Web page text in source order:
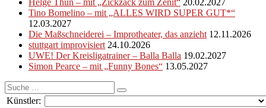
Tino Bomelino – mit „ALLES WIRD SUPER GUT*“
12.03.2027
Die Maßschneiderei – Improtheater, das anzieht 12.11.2026
stuttgart improvisiert 24.10.2026
UWE! Der Kreisligatrainer – Balla Balla 19.02.2027
Simon Pearce – mit „Funny Bones“ 13.05.2027
Suche
nach:
Künstler: